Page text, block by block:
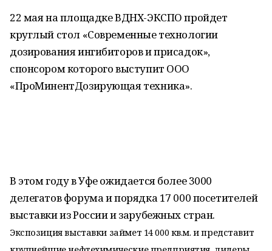
22 мая на площадке ВДНХ-ЭКСПО пройдет
круглый стол «Современные технологии
дозирования ингибиторов и присадок»,
спонсором которого выступит ООО
«ПроМинентДозирующая техника».
В этом году в Уфе ожидается более 3000
делегатов форума и порядка 17 000 посетителей
выставки из России и зарубежных стран.
Экспозиция выставки займет 14 000 кв.м. и представит